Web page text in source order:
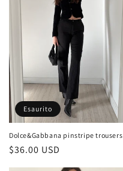
Esaurito
Dolce&Gabbana pinstripe trousers
Prezzo
$36.00 USD